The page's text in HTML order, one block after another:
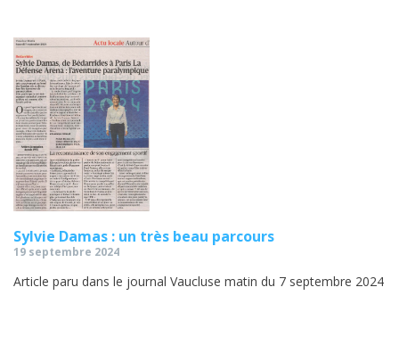
Sylvie Damas : un très beau parcours
19 septembre 2024
Article paru dans le journal Vaucluse matin du 7 septembre 2024